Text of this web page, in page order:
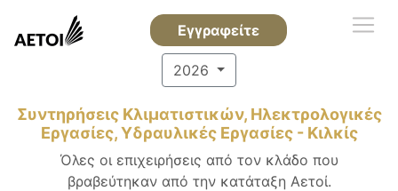
Εγγραφείτε
2026
Συντηρήσεις Κλιματιστικών, Ηλεκτρολογικές
Εργασίες, Υδραυλικές Εργασίες - Κιλκίς
Όλες οι επιχειρήσεις από τον κλάδο που
βραβεύτηκαν από την κατάταξη Αετοί.